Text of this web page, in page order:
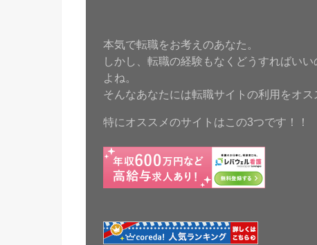
本気で転職をお考えのあなた。
しかし、転職の経験もなくどうすればい
よね。
そんなあなたには転職サイトの利用をオス
特にオススメのサイトはこの3つです！！